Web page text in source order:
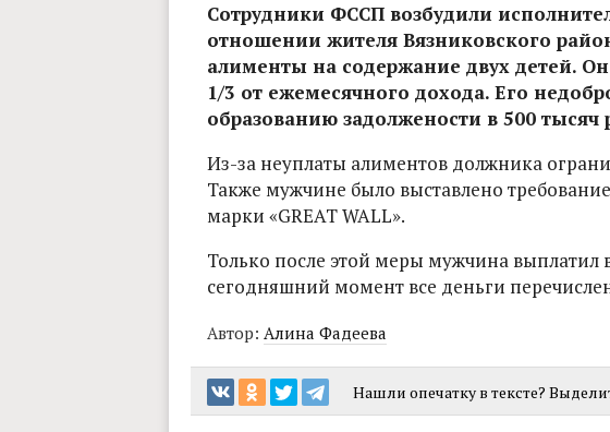
Сотрудники ФССП возбудили
отношении жителя Вязниковского
алименты на содержание двух детей.
1/3 от ежемесячного дохода. Его
образованию задолжености в 500 тысяч
Из-за неуплаты алиментов должника
Также мужчине было выставлено
марки «GREAT WALL».
Только после этой меры мужчина выплатил
сегодняшний момент все деньги
Автор: Алина Фадеева
Нашли опечатку в тексте?